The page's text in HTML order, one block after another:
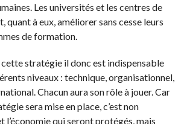
Les universités et les centres de
à eux, améliorer sans cesse leurs
de formation.
stratégie il donc est indispensable
niveaux : technique, organisationnel,
Chacun aura son rôle à jouer. Car
sera mise en place, c’est non
l’économie qui seront protégés, mais